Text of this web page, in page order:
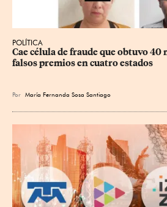
POLÍTICA
Cae célula de fraude que obtuvo 40
falsos premios en cuatro estados
Por María Fernanda Sosa Santiago